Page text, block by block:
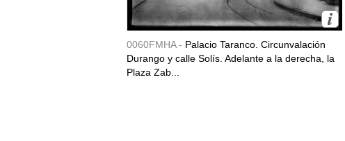
0060FMHA - Palacio Taranco. Circunvalación
Durango y calle Solís. Adelante a la derecha, la
Plaza Zab...